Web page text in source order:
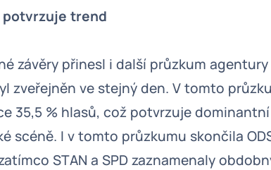
potvrzuje trend
závěry přinesl i další průzkum
zveřejněn ve stejný den. V tomto
35,5 % hlasů, což potvrzuje
scéně. I v tomto průzkumu skončila
STAN a SPD zaznamenaly